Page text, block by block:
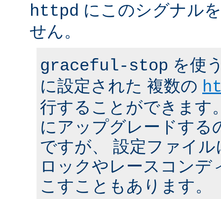
httpd にこのシグナル
せん。
graceful-stop を使
に設定された 複数の
行することができます
にアップグレードする
ですが、 設定ファイ
ロックやレースコンデ
こすこともあります。